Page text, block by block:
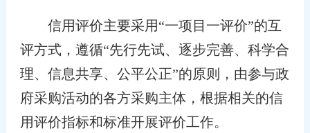
信用评价主要采用“一项目一评价”的互
评方式，遵循“先行先试、逐步完善、科学合
理、信息共享、公平公正”的原则，由参与政
府采购活动的各方采购主体，根据相关的信
用评价指标和标准开展评价工作。